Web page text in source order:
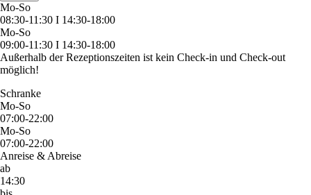
Mo-So
08:30-11:30 I 14:30-18:00
Mo-So
09:00-11:30 I 14:30-18:00
Außerhalb der Rezeptionszeiten ist kein Check-in und Check-out
möglich!
Schranke
Mo-So
07:00-22:00
Mo-So
07:00-22:00
Anreise & Abreise
ab
14:30